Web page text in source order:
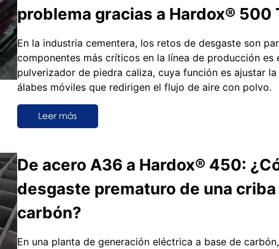
problema gracias a Hardox® 500
En la industria cementera, los retos de desgaste son
componentes más críticos en la línea de producción
pulverizador de piedra caliza, cuya función es ajustar
álabes móviles que redirigen el flujo de aire con polvo.
De acero A36 a Hardox® 450:
desgaste prematuro de una
carbón?
En una planta de generación eléctrica a base de